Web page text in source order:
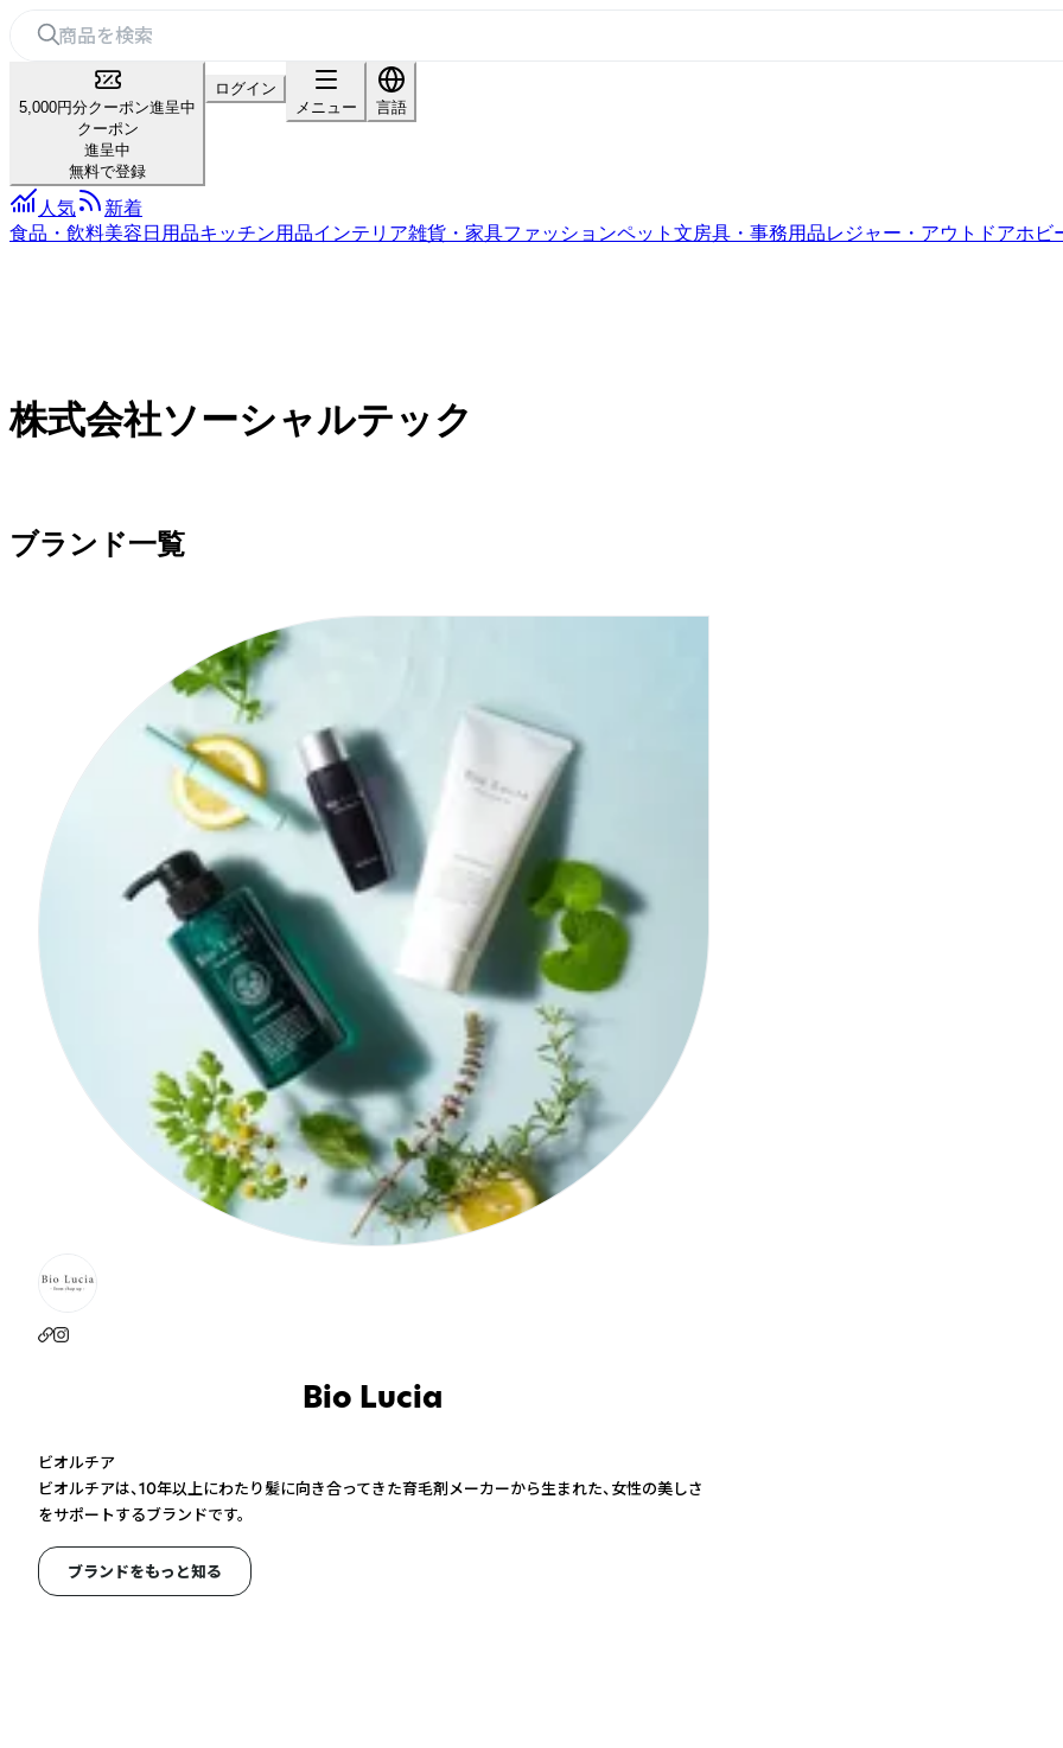
5,000円分クーポン進呈中
クーポン
進呈中
無料で登録
ログイン
メニュー
言語
人気
新着
食品・飲料美容 日用品キッチン用品インテリア雑貨・家具ファッションペット 文房具・事務用品レジャー・アウトドアホビ
株式会社ソーシャルテック
ブランド一覧
Bio Lucia
ビオルチア
ビオルチアは、10年以上にわたり髪に向き合ってきた育毛剤メーカーから生まれた、女性の美しさ
をサポートするブランドです。
ブランドをもっと知る